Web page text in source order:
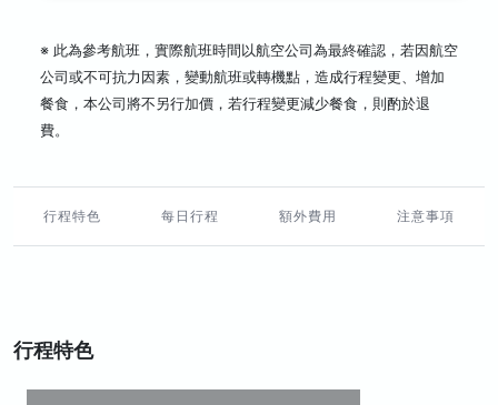
※ 此為參考航班，實際航班時間以航空公司為最終確認，若因航空
公司或不可抗力因素，變動航班或轉機點，造成行程變更、增加
餐食，本公司將不另行加價，若行程變更減少餐食，則酌於退
費。
行程特色 每日行程 額外費用 注意事項
行程特色